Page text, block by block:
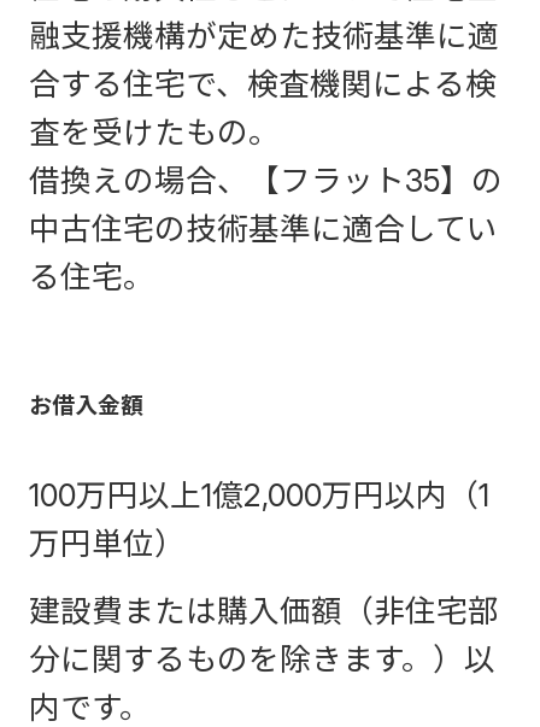
融支援機構が定めた技術基準に適
合する住宅で、検査機関による検
査を受けたもの。
借換えの場合、【フラット35】の
中古住宅の技術基準に適合してい
る住宅。
お借入金額
100万円以上1億2,000万円以内（1
万円単位）
建設費または購入価額（非住宅部
分に関するものを除きます。）以
内です。